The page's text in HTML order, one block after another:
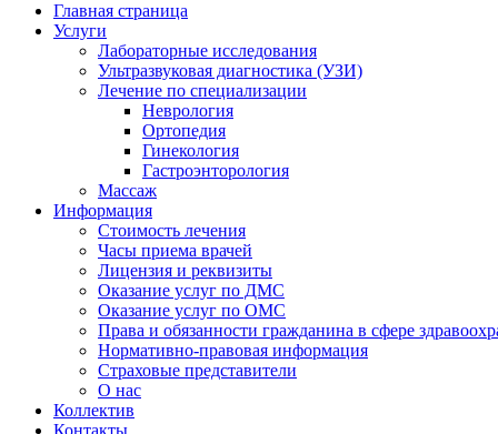
Главная страница
Услуги
Лабораторные исследования
Ультразвуковая диагностика (УЗИ)
Лечение по специализации
Неврология
Ортопедия
Гинекология
Гастроэнторология
Массаж
Информация
Стоимость лечения
Часы приема врачей
Лицензия и реквизиты
Оказание услуг по ДМС
Оказание услуг по ОМС
Права и обязанности гражданина в сфере
Нормативно-правовая информация
Страховые представители
О нас
Коллектив
Контакты